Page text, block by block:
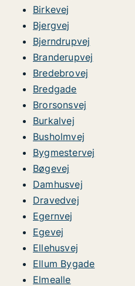
Birkevej
Bjergvej
Bjerndrupvej
Branderupvej
Bredebrovej
Bredgade
Brorsonsvej
Burkalvej
Busholmvej
Bygmestervej
Bøgevej
Damhusvej
Dravedvej
Egernvej
Egevej
Ellehusvej
Ellum Bygade
Elmealle